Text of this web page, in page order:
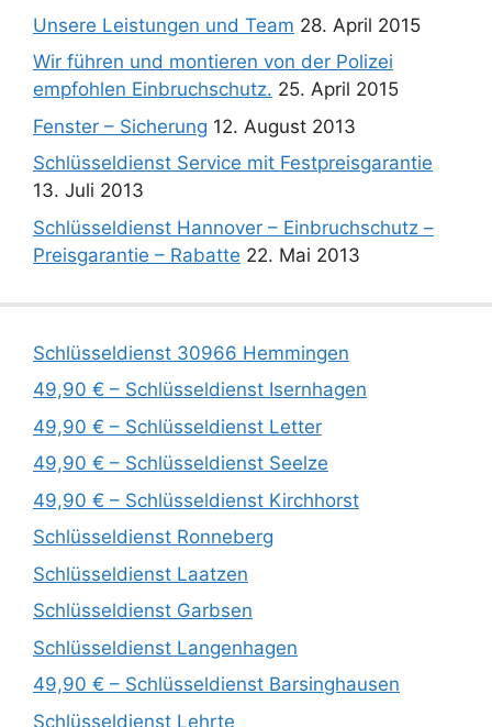
Unsere Leistungen und Team 28. April 2015
Wir führen und montieren von der Polizei
empfohlen Einbruchschutz. 25. April 2015
Fenster – Sicherung 12. August 2013
Schlüsseldienst Service mit Festpreisgarantie
13. Juli 2013
Schlüsseldienst Hannover – Einbruchschutz –
Preisgarantie – Rabatte 22. Mai 2013
Schlüsseldienst 30966 Hemmingen
49,90 € – Schlüsseldienst Isernhagen
49,90 € – Schlüsseldienst Letter
49,90 € – Schlüsseldienst Seelze
49,90 € – Schlüsseldienst Kirchhorst
Schlüsseldienst Ronneberg
Schlüsseldienst Laatzen
Schlüsseldienst Garbsen
Schlüsseldienst Langenhagen
49,90 € – Schlüsseldienst Barsinghausen
Schlüsseldienst Lehrte